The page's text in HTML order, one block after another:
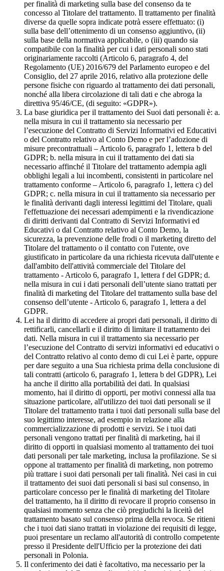
per finalità di marketing sulla base del consenso da te
concesso al Titolare del trattamento. Il trattamento per finalità
diverse da quelle sopra indicate potrà essere effettuato: (i)
sulla base dell’ottenimento di un consenso aggiuntivo, (ii)
sulla base della normativa applicabile, o (iii) quando sia
compatibile con la finalità per cui i dati personali sono stati
originariamente raccolti (Articolo 6, paragrafo 4, del
Regolamento (UE) 2016/679 del Parlamento europeo e del
Consiglio, del 27 aprile 2016, relativo alla protezione delle
persone fisiche con riguardo al trattamento dei dati personali,
nonché alla libera circolazione di tali dati e che abroga la
direttiva 95/46/CE, (di seguito: «GDPR»).
La base giuridica per il trattamento dei Suoi dati personali è: a.
nella misura in cui il trattamento sia necessario per
l’esecuzione del Contratto di Servizi Informativi ed Educativi
o del Contratto relativo al Conto Demo e per l’adozione di
misure precontrattuali – Articolo 6, paragrafo 1, lettera b del
GDPR; b. nella misura in cui il trattamento dei dati sia
necessario affinché il Titolare del trattamento adempia agli
obblighi legali a lui incombenti, consistenti in particolare nel
trattamento conforme – Articolo 6, paragrafo 1, lettera c) del
GDPR; c. nella misura in cui il trattamento sia necessario per
le finalità derivanti dagli interessi legittimi del Titolare, quali
l'effettuazione dei necessari adempimenti e la rivendicazione
di diritti derivanti dal Contratto di Servizi Informativi ed
Educativi o dal Contratto relativo al Conto Demo, la
sicurezza, la prevenzione delle frodi o il marketing diretto del
Titolare del trattamento o il contatto con l'utente, ove
giustificato in particolare da una richiesta ricevuta dall'utente e
dall'ambito dell'attività commerciale del Titolare del
trattamento - Articolo 6, paragrafo 1, lettera f del GDPR; d.
nella misura in cui i dati personali dell’utente siano trattati per
finalità di marketing del Titolare del trattamento sulla base del
consenso dell’utente - Articolo 6, paragrafo 1, lettera a del
GDPR.
Lei ha il diritto di accedere ai propri dati personali, il diritto di
rettificarli, cancellarli e il diritto di limitare il trattamento dei
dati. Nella misura in cui il trattamento sia necessario per
l’esecuzione del Contratto di servizi informativi ed educativi o
del Contratto relativo al conto demo di cui Lei è parte, oppure
per dare seguito a una Sua richiesta prima della conclusione di
tali contratti (articolo 6, paragrafo 1, lettera b del GDPR), Lei
ha anche il diritto alla portabilità dei dati. In qualsiasi
momento, hai il diritto di opporti, per motivi connessi alla tua
situazione particolare, all'utilizzo dei tuoi dati personali se il
Titolare del trattamento tratta i tuoi dati personali sulla base del
suo legittimo interesse, ad esempio in relazione alla
commercializzazione di prodotti e servizi. Se i tuoi dati
personali vengono trattati per finalità di marketing, hai il
diritto di opporti in qualsiasi momento al trattamento dei tuoi
dati personali per tale marketing, inclusa la profilazione. Se si
oppone al trattamento per finalità di marketing, non potremo
più trattare i suoi dati personali per tali finalità. Nei casi in cui
il trattamento dei suoi dati personali si basi sul consenso, in
particolare concesso per le finalità di marketing del Titolare
del trattamento, ha il diritto di revocare il proprio consenso in
qualsiasi momento senza che ciò pregiudichi la liceità del
trattamento basato sul consenso prima della revoca. Se ritieni
che i tuoi dati siano trattati in violazione dei requisiti di legge,
puoi presentare un reclamo all'autorità di controllo competente
presso il Presidente dell'Ufficio per la protezione dei dati
personali in Polonia.
Il conferimento dei dati è facoltativo, ma necessario per la